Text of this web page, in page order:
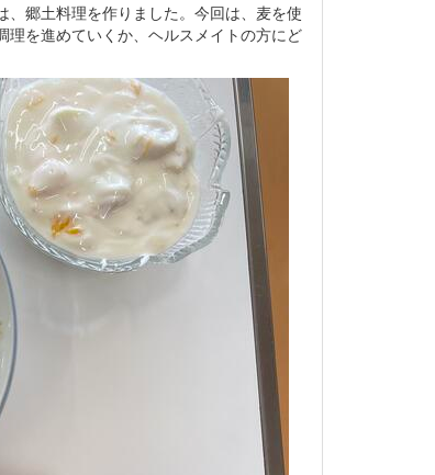
郷土料理を作りました。今回は、麦を使
を進めていくか、ヘルスメイトの方にど